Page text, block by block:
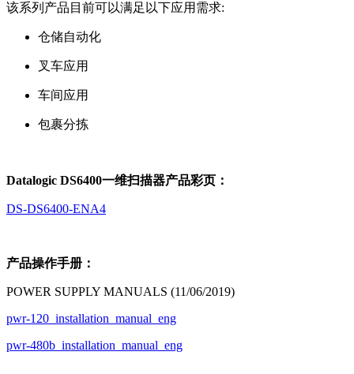
该系列产品目前可以满足以下应用需求:
仓储自动化
叉车应用
车间应用
包裹分拣
Datalogic DS6400一维扫描器产品彩页：
DS-DS6400-ENA4
产品操作手册：
POWER SUPPLY MANUALS (11/06/2019)
pwr-120_installation_manual_eng
pwr-480b_installation_manual_eng